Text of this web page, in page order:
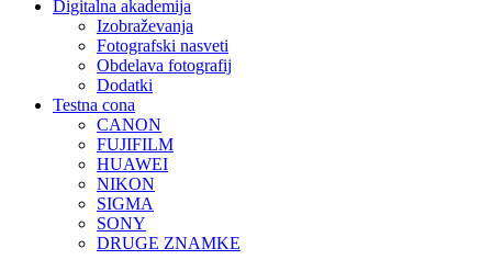
Digitalna akademija
Izobraževanja
Fotografski nasveti
Obdelava fotografij
Dodatki
Testna cona
CANON
FUJIFILM
HUAWEI
NIKON
SIGMA
SONY
DRUGE ZNAMKE